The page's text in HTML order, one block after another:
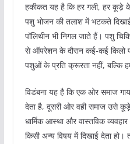
हकीकत यह है कि हर गली, हर कूड़े
पशु भोजन की तलाश में भटकते
पॉलिथीन भी निगल जाते हैं। पशु
से ऑपरेशन के दौरान कई-कई किलो
पशुओं के प्रति क्रूरता नहीं, बल्कि
विडंबना यह है कि एक ओर समाज
देता है, दूसरी ओर वही समाज उसे
धार्मिक आस्था और वास्तविक
किसी अन्य विषय में दिखाई देता